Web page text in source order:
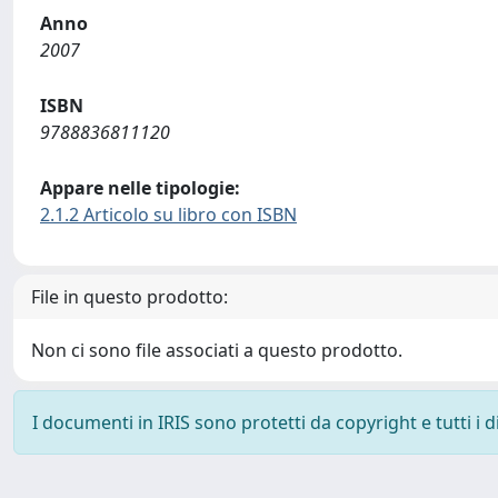
Anno
2007
ISBN
9788836811120
Appare nelle tipologie:
2.1.2 Articolo su libro con ISBN
File in questo prodotto:
Non ci sono file associati a questo prodotto.
I documenti in IRIS sono protetti da copyright e tutti i